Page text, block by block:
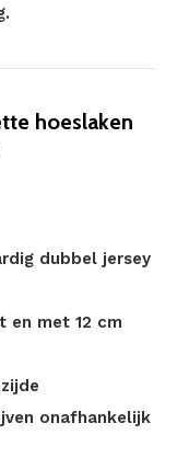
hoeslaken
dubbel jersey
met 12 cm
onafhankelijk